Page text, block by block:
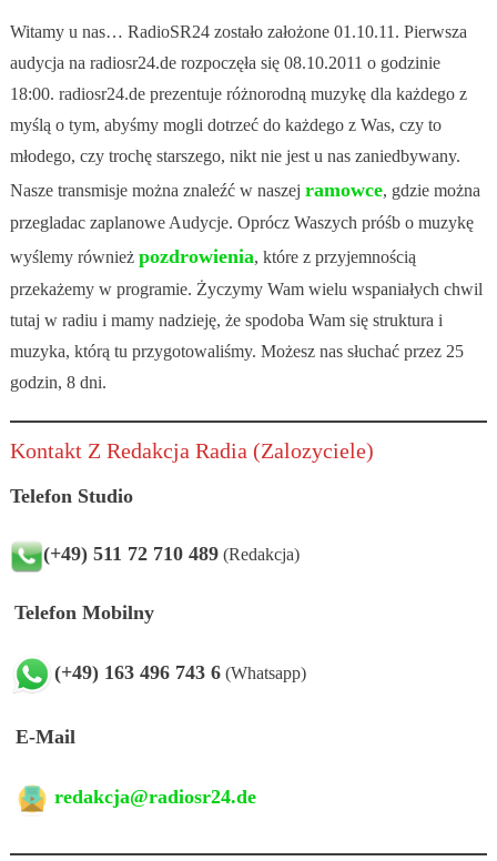
Witamy u nas… RadioSR24 zostało założone 01.10.11. Pierwsza
audycja na radiosr24.de rozpoczęła się 08.10.2011 o godzinie
18:00. radiosr24.de prezentuje różnorodną muzykę dla każdego z
myślą o tym, abyśmy mogli dotrzeć do każdego z Was, czy to
młodego, czy trochę starszego, nikt nie jest u nas zaniedbywany.
Nasze transmisje można znaleźć w naszej ramowce, gdzie można
przegladac zaplanowe Audycje. Oprócz Waszych próśb o muzykę
wyślemy również pozdrowienia, które z przyjemnością
przekażemy w programie. Życzymy Wam wielu wspaniałych chwil
tutaj w radiu i mamy nadzieję, że spodoba Wam się struktura i
muzyka, którą tu przygotowaliśmy. Możesz nas słuchać przez 25
godzin, 8 dni.
Kontakt Z Redakcja Radia (Zalozyciele)
Telefon Studio
(+49) 511 72 710 489(Redakcja)
Telefon Mobilny
(+49) 163 496 743 6(Whatsapp)
E-Mail
redakcja@radiosr24.de